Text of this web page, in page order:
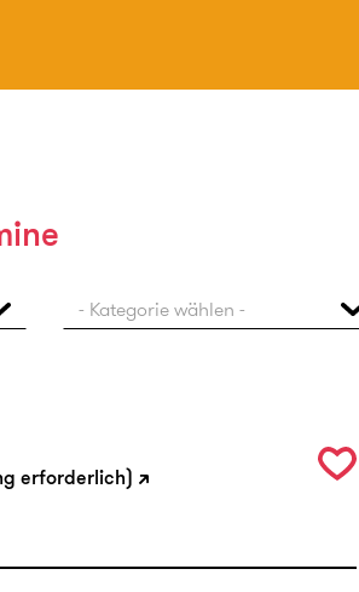
- Kategorie wählen -
erforderlich)